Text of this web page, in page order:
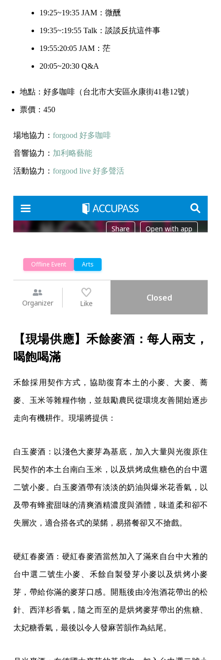
19:25~19:35 JAM：微醺
19:35~:19:55 Talk：談談反抗這件事
19:55:20:05 JAM：茫
20:05~20:30 Q&A
地點：好多咖啡（台北市大安區永康街41巷12號）
票價：450
場地協力： forgood 好多咖啡
音響協力： 加利略藝能
活動協力： forgood live 好多聲活
【現場供應】禾餘麥酒：每人兩支，
喝飽喝滿
禾餘採用契作方式，協助復育本土的小麥、大麥、蕎
麥、玉米等雜糧作物，並鼓勵農民從環境友善開始逐步
走向有機耕作。現場將提供：
白玉麥酒：以淺色大麥芽為基底，加入大量與光復原住
民契作的本土台南白玉米，以及烘烤成焦糖色的台中選
二號小麥。白玉麥酒帶有淡淡的奶油與爆米花香氣，以
及帶有蜂蜜甜味的清爽酒精濃度與酒體，味道柔和卻不
失層次，適合搭各式的菜餚，易搭餐卻又不搶戲。
硬紅春麥酒：硬紅春⿆酒當然加⼊了滿來自台中大雅的
台中選⼆號⽣⼩麥、禾餘自製發芽小麥以及烘烤小麥
芽，帶給你滿的麥芽口感。開瓶後由冷泡酒花帶出的松
針、西洋杉香氣，隨之而⾄的是烘烤麥芽帶出的焦糖、
太妃糖⾹氣，最後以令⼈發⿇苦韻作為結尾。